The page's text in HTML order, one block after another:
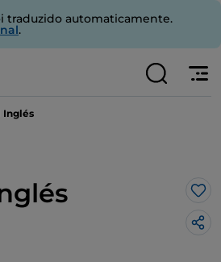
traduzido automaticamente.
.
Inglés